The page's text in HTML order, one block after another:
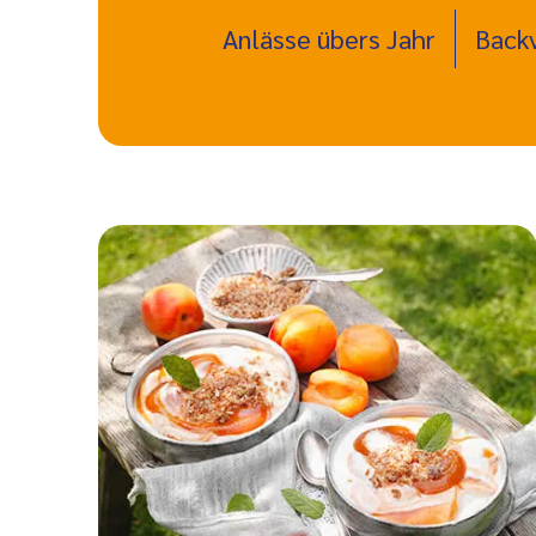
Anlässe übers Jahr